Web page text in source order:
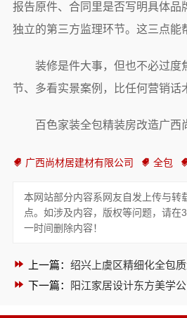
报告原件、合同里是否写明具体品
独立的第三方监理环节。这三点能
装修是件大事，但也不必过度
节、多看实景案例，比任何营销话
百色家装全包精装房改造广西
广西尚材居建材有限公司 全包
本网站部分内容系网友自发上传与转
点。如涉及内容，版权等问题，请在
一时间删除内容！
上一篇： 绍兴上虞区精细化全包
下一篇：
阳江家居设计东方美学公司首选